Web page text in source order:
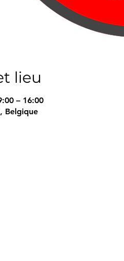
lieu
– 16:00
Belgique